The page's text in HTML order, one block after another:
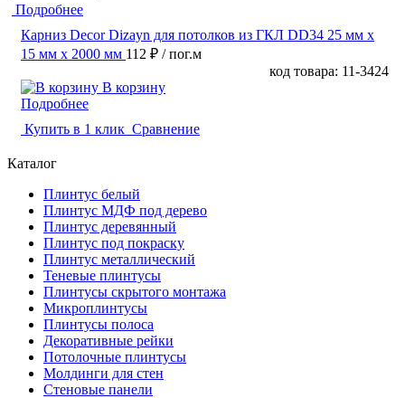
Подробнее
Карниз Decor Dizayn для потолков из ГКЛ DD34 25 мм х
15 мм х 2000 мм 112 ₽ / пог.м
код товара: 11-3424
В корзину
Подробнее
Купить в 1 клик Сравнение
Каталог
Плинтус белый
Плинтус МДФ под дерево
Плинтус деревянный
Плинтус под покраску
Плинтус металлический
Теневые плинтусы
Плинтусы скрытого монтажа
Микроплинтусы
Плинтусы полоса
Декоративные рейки
Потолочные плинтусы
Молдинги для стен
Стеновые панели